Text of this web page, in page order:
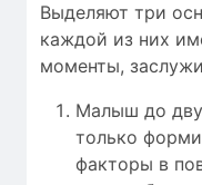
Выделяют три
каждой из них
моменты,
Малыш до
только
факторы в